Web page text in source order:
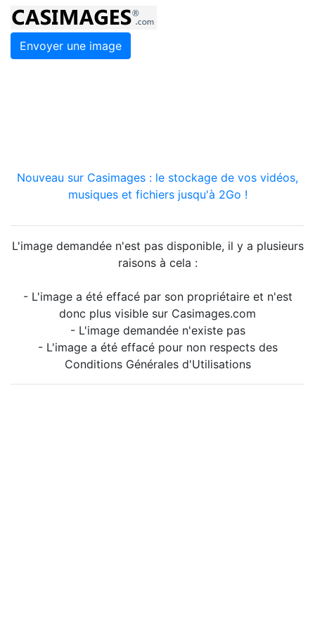
Envoyer une image
Nouveau sur Casimages : le stockage de vos vidéos,
musiques et fichiers jusqu'à 2Go !
L'image demandée n'est pas disponible, il y a plusieurs
raisons à cela :
- L'image a été effacé par son propriétaire et n'est
donc plus visible sur Casimages.com
- L'image demandée n'existe pas
- L'image a été effacé pour non respects des
Conditions Générales d'Utilisations